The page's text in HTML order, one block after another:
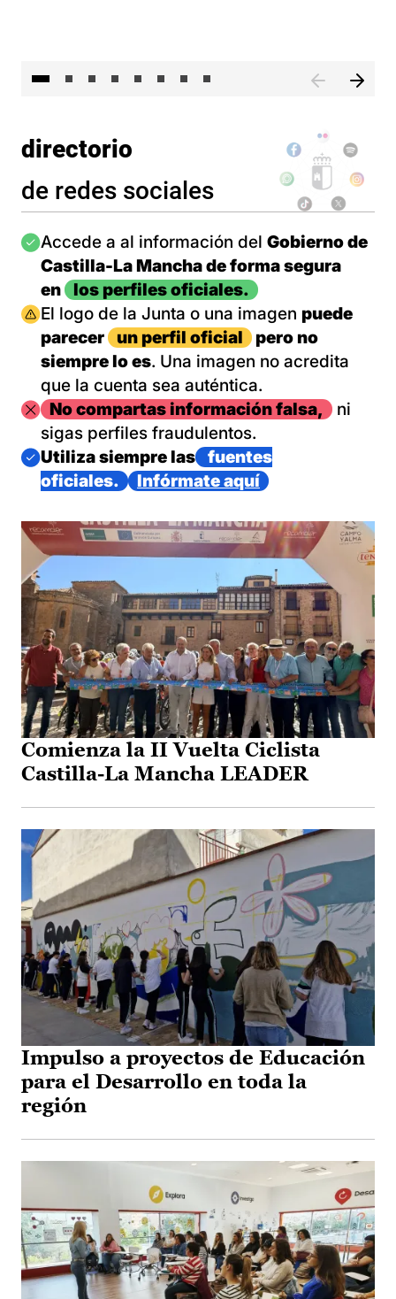
directorio
de redes sociales
Imagen
Accede a al información del Gobierno de
Castilla-La Mancha de forma segura
en
los perfiles oficiales.
Imagen
El logo de la Junta o una imagen puede
parecer
un perfil oficial
pero no
siempre lo es. Una imagen no acredita
que la cuenta sea auténtica.
ImagenNo compartas información falsa,
ni
sigas perfiles fraudulentos.
Imagen
Utiliza siempre las
fuentes
oficiales.
Infórmate aquí
Comienza la II Vuelta Ciclista
Castilla-La Mancha LEADER
Impulso a proyectos de Educación
para el Desarrollo en toda la
región